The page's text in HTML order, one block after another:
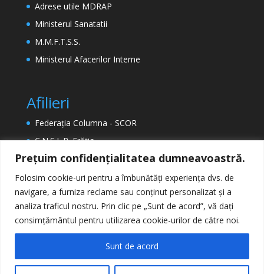
Prețuim confidențialitatea dumneavoastră.
Folosim cookie-uri pentru a îmbunătăți experiența dvs. de
navigare, a furniza reclame sau conținut personalizat și a
analiza traficul nostru. Prin clic pe „Sunt de acord”, vă dați
consimțământul pentru utilizarea cookie-urilor de către noi.
Sunt de acord
Adrese utile MDRAP
Ministerul Sanatatii
M.M.F.T.S.S.
Ministerul Afacerilor Interne
Afilieri
Federația Columna - SCOR
C.N.S.L.R. Frăția
ETUC (Confederația Europeană a Sindicatelor)
EPSU (Federația Europeană a Sindicatelor din
Sectorul Public)